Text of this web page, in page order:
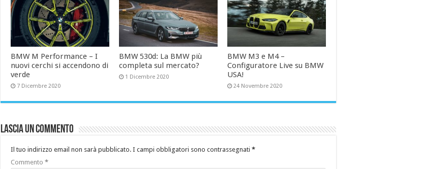
BMW M Performance – I
nuovi cerchi si accendono di
verde
7 Dicembre 2020
BMW 530d: La BMW più
completa sul mercato?
1 Dicembre 2020
BMW M3 e M4 –
Configuratore Live su BMW
USA!
24 Novembre 2020
Lascia un commento
Il tuo indirizzo email non sarà pubblicato. I campi obbligatori sono contrassegnati *
Commento *